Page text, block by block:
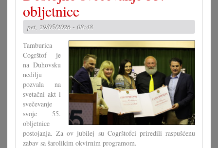
shodišće
obljetnice
pet, 29/05/2026 - 08:48
Tamburica
Cogrštof je
na Duhovsku
nedilju
pozvala na
svetačni akt i
svečevanje
svoje 55.
obljetnice
postojanja. Za ov jubilej su Cogrštofci priredili raspušćenu
zabav sa šarolikim okvirnim programom.